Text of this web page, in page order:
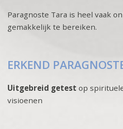
Paragnoste Tara is heel vaak
gemakkelijk te bereiken.
ERKEND
Uitgebreid getest op
visioenen